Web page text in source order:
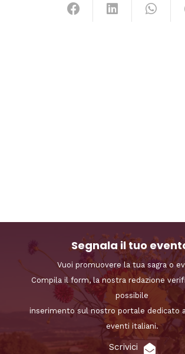
Segnala il tuo
Vuoi promuovere la tua sagra o
Compila il form, la nostra redazione
possibile
inserimento sul nostro portale dedicato
eventi italiani.
Scrivici